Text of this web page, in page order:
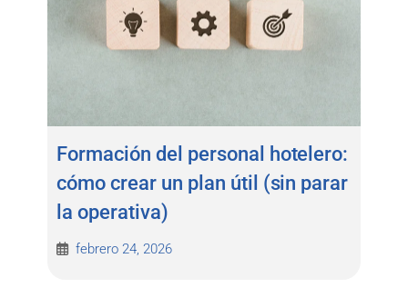
Formación del personal hotelero:
cómo crear un plan útil (sin parar
la operativa)
febrero 24, 2026